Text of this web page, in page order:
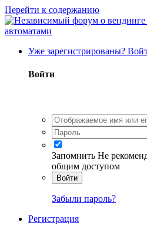
Перейти к содержанию
Уже зарегистрированы?
Войти
Запомнить Не
общим доступом
Войти
Забыли пароль?
Регистрация